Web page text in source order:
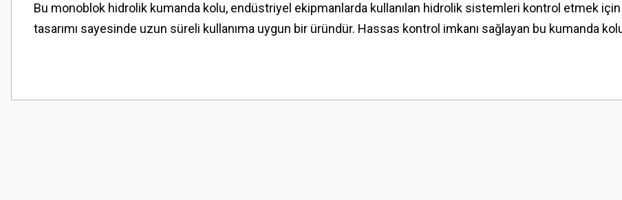
Bu monoblok hidrolik kumanda kolu, endüstriyel ekipmanlarda kullanılan hidrolik sistemleri kontrol etmek için
tasarımı sayesinde uzun süreli kullanıma uygun bir üründür. Hassas kontrol imkanı sağlayan bu kumanda
Görüş ve önerileriniz için teşekkür ederiz.